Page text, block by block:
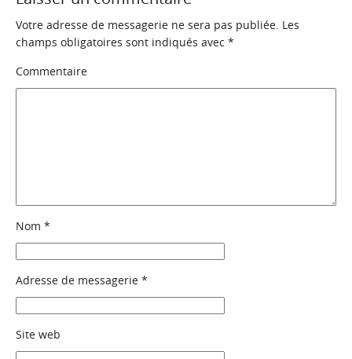
Votre adresse de messagerie ne sera pas publiée. Les
champs obligatoires sont indiqués avec *
Commentaire
Nom *
Adresse de messagerie *
Site web